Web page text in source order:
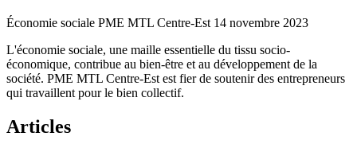
Économie sociale PME MTL Centre-Est 14 novembre 2023
L'économie sociale, une maille essentielle du tissu socio-
économique, contribue au bien-être et au développement de la
société. PME MTL Centre-Est est fier de soutenir des entrepreneurs
qui travaillent pour le bien collectif.
Articles